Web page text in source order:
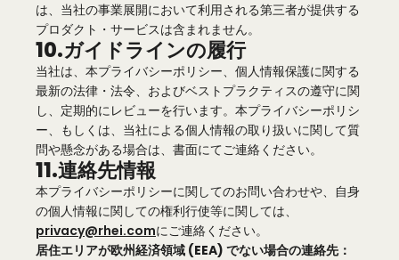
は、当社の事業展開において利用される第三者が提供する
プロダクト・サービスは含まれません。
10.ガイドラインの履行
当社は、本プライバシーポリシー、個人情報保護に関する
最新の法律・法令、およびベストプラクティスの遵守に関
し、定期的にレビューを行います。本プライバシーポリシ
ー、もしくは、当社による個人情報の取り扱いに関して質
問や懸念がある場合は、書面にてご連絡ください。
11.連絡先情報
本プライバシーポリシーに関してのお問い合わせや、自身
の個人情報に関しての権利行使等に関しては、
privacy@rhei.comにご連絡ください。
居住エリアが欧州経済領域 (EEA) でない場合の連絡先：